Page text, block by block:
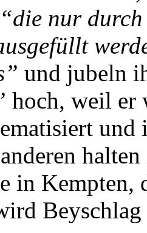
“die nur
und jubeln
hoch, weil er
in Kempten,